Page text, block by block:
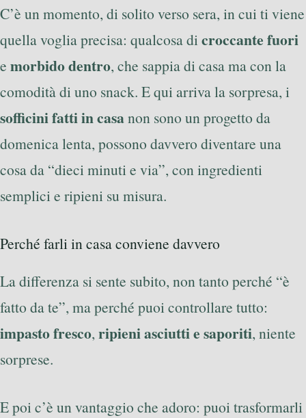
C’è un momento, di solito verso sera, in cui ti viene
quella voglia precisa: qualcosa dicroccante fuori
e morbido dentro, che sappia di casa ma con la
comodità di uno snack. E qui arriva la sorpresa, i
sofficini fatti in casanon sono un progetto da
domenica lenta, possono davvero diventare una
cosa da “dieci minuti e via”, con ingredienti
semplici e ripieni su misura.
Perché farli in casa conviene davvero
La differenza si sente subito, non tanto perché “è
fatto da te”, ma perché puoi controllare tutto:
impasto fresco, ripieni asciutti e saporiti, niente
sorprese.
E poi c’è un vantaggio che adoro: puoi trasformarli